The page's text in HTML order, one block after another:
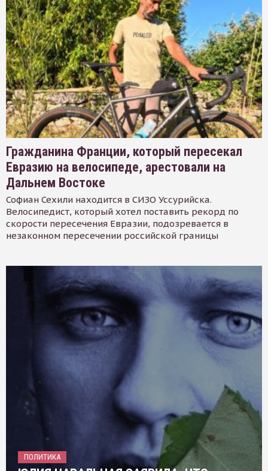
Гражданина Франции, который пересекал
Евразию на велосипеде, арестовали на
Дальнем Востоке
Софиан Сехили находится в СИЗО Уссурийска.
Велосипедист, который хотел поставить рекорд по
скорости пересечения Евразии, подозревается в
незаконном пересечении российской границы
ПОЛИТИКА